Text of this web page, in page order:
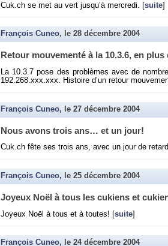
Cuk.​ch se met au vert jus­qu’à mer­credi. [suite]
François Cuneo, le 28 décembre 2004
Re­tour mou­ve­menté à la 10.3.6, en
La 10.3.7 pose des pro­blèmes avec de
192.​268.​xxx.​xxx. His­toire d’un re­tour
François Cuneo, le 27 décembre 2004
Nous avons trois ans… et un jour!
Cuk.​ch fête ses trois ans, avec un jour de
François Cuneo, le 25 décembre 2004
Joyeux Noël à tous les cu­kiens et
Joyeux Noël à tous et à toutes! [suite]
François Cuneo, le 24 décembre 2004